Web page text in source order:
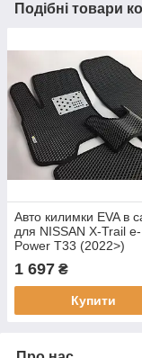
Подібні товари
Авто килимки EVA в
для NISSAN X-Trail e-
Power T33 (2022>)
1 697 ₴
Купити